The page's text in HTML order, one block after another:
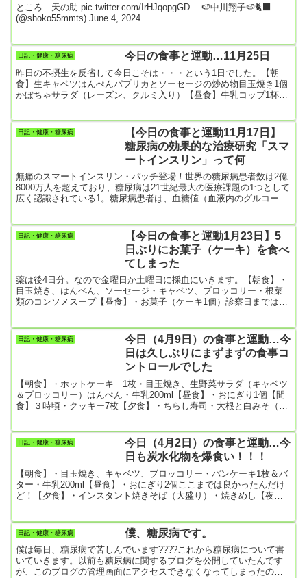
ところ 天の助 pic.twitter.com/IrHJqopgGD— 🍉中川翔子🍉🐈‍⬛
(@shoko55mmts) June 4, 2024
日記・健康・糖尿病 今日の食事と運動…11月25日
昨日の不摂生を反省して今日こそは・・・という1日でした。【朝
食】生キャベツはんぺんパプリカとソーセージの炒め物目玉焼き1個
かぼちゃサラダ（レーズン、クルミ入り）【昼食】牛乳コップ1杯柿
「散歩の歩数」は、スマホを常時ポケットに入れているのでそのカ
ウント値です。なので、トイレに立つ時もカウントします。また、
畑作業とか買い物の時もカウントします。外で両腕を振りながら歩
日記・健康・糖尿病
【今日の食事と運動11月17日】
糖尿病の効果的な治療研究「スマ
ートインスリン」って何
無痛のスマートインスリン・パッチ登場！世界の糖尿病患者数は2億
8000万人を超えており、糖尿病は21世紀最大の医療課題の1つとして
広く認識されている1。糖尿病患者は、血糖値（血液内のグルコース
なければならない2。この血糖値の調節法は、軽微ながらも痛みを伴
い煩わしいだけでなく、正確さに欠ける上、差し迫った生理的要求
に応じたインスリン投与量を厳密に調節しなければ深刻な問題が起
日記・健康・糖尿病
【今日の食事と運動1月23日】5
日ぶりにお菓子（ケーキ）を食べ
てしまった
薬は後4日分。なので金曜日か土曜日に採血にいきます。【朝食】・
目玉焼き、はんぺん、ソーセージ・キャベツ、ブロッコリー・根菜
類のコンソメスープ【昼食】・お菓子（ケーキ1個）診察日まではお
汁キャベツは満腹感にいいよね。【今日の運動】・散歩 9572歩・
かかと上げ 4分
日記・健康・糖尿病
今日（4月9日）の食事と運動…今
日は久しぶりにまずまずの食事コ
ントロールでした
【朝食】・ホットケーキ 1枚・目玉焼き、生野菜サラダ（キャベツ
＆ブロッコリー）はんぺん・牛乳200ml【昼食】・おにぎり1個【間
食】３時頃・クッキー7枚【夕食】・ちらし寿司・大根と白みそ（料
日記・健康・糖尿病
今日（4月2日）の食事と運動…今
日も炭水化物を爆食い！！！
【朝食】・目玉焼き、キャベツ、ブロッコリー・パンケーキ1枚＆バ
ター・牛乳200ml【昼食】・おにぎり2個ここまでは良かったんだけ
ど！【夕食】・インスタント焼きそば（大盛り）・焼きめし【夜
いので血糖値スパイクを防ぐために、食べてすぐ散歩に出た。合計
歩数は1万歩をギリギリ超えたけど、どれだけ効果があるのかな。
日記・健康・糖尿病 僕、糖尿病です。
僕は毎日、糖尿病で苦しんでいます????これから糖尿病について書
いていきます。以前も糖尿病に関するブログを公開していたんです
が、このブログの管理画面にアクセスできなくなってしまったの